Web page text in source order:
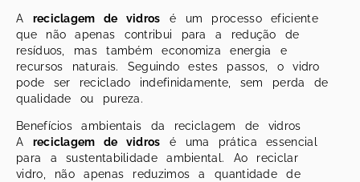
A reciclagem de vidros é um processo eficiente
que não apenas contribui para a redução de
resíduos, mas também economiza energia e
recursos naturais. Seguindo estes passos, o vidro
pode ser reciclado indefinidamente, sem perda de
qualidade ou pureza.
Benefícios ambientais da reciclagem de vidros
A reciclagem de vidros é uma prática essencial
para a sustentabilidade ambiental. Ao reciclar
vidro, não apenas reduzimos a quantidade de